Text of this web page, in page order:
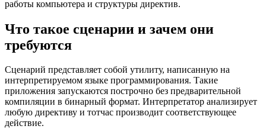
работы компьютера и структуры директив.
Что такое сценарии и зачем они
требуются
Сценарий представляет собой утилиту, написанную на
интерпретируемом языке программирования. Такие
приложения запускаются построчно без предварительной
компиляции в бинарный формат. Интерпретатор анализирует
любую директиву и тотчас производит соответствующее
действие.